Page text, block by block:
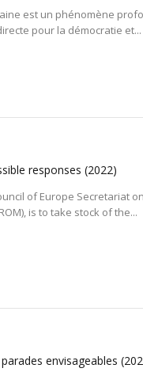
est un phénomène
pour la démocratie et...
responses (2022)
of Europe Secretariat
is to take stock of the...
envisageables